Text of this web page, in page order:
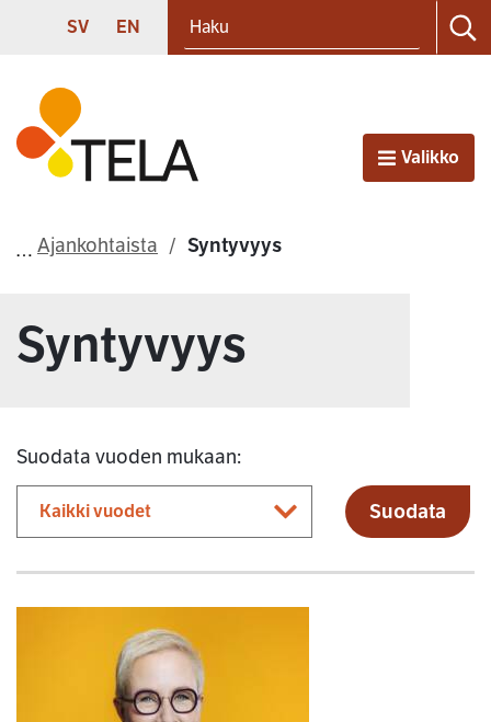
Siirry sisältöön
SVENSKA
SV ENGLISH
EN
Etusivu
AvaaValikko
Ajankohtaista Syntyvyys
Syntyvyys
Suodata vuoden mukaan:
Suodata